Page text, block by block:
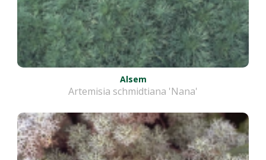
Alsem
Artemisia schmidtiana 'Nana'